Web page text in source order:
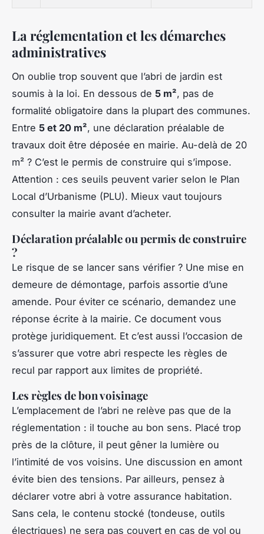
La réglementation et les démarches
administratives
On oublie trop souvent que l’abri de jardin est
soumis à la loi. En dessous de 5 m², pas de
formalité obligatoire dans la plupart des communes.
Entre 5 et 20 m², une déclaration préalable de
travaux doit être déposée en mairie. Au-delà de 20
m² ? C’est le permis de construire qui s’impose.
Attention : ces seuils peuvent varier selon le Plan
Local d’Urbanisme (PLU). Mieux vaut toujours
consulter la mairie avant d’acheter.
Déclaration préalable ou permis de construire
?
Le risque de se lancer sans vérifier ? Une mise en
demeure de démontage, parfois assortie d’une
amende. Pour éviter ce scénario, demandez une
réponse écrite à la mairie. Ce document vous
protège juridiquement. Et c’est aussi l’occasion de
s’assurer que votre abri respecte les règles de
recul par rapport aux limites de propriété.
Les règles de bon voisinage
L’emplacement de l’abri ne relève pas que de la
réglementation : il touche au bon sens. Placé trop
près de la clôture, il peut gêner la lumière ou
l’intimité de vos voisins. Une discussion en amont
évite bien des tensions. Par ailleurs, pensez à
déclarer votre abri à votre assurance habitation.
Sans cela, le contenu stocké (tondeuse, outils
électriques) ne sera pas couvert en cas de vol ou